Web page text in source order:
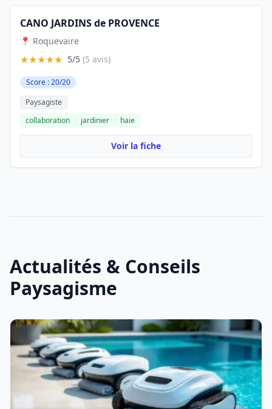
CANO JARDINS de PROVENCE
📍 Roquevaire
★★★★★ 5/5 (5 avis)
Score : 20/20
Paysagiste
collaboration
jardinier haie
Voir la fiche
Actualités & Conseils
Paysagisme